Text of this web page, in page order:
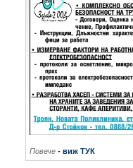
Повече - виж ТУК